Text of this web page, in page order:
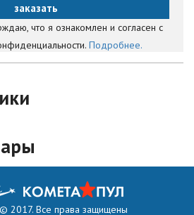
что я ознакомлен и согласен с
Подробнее.
2017. Все права защищены